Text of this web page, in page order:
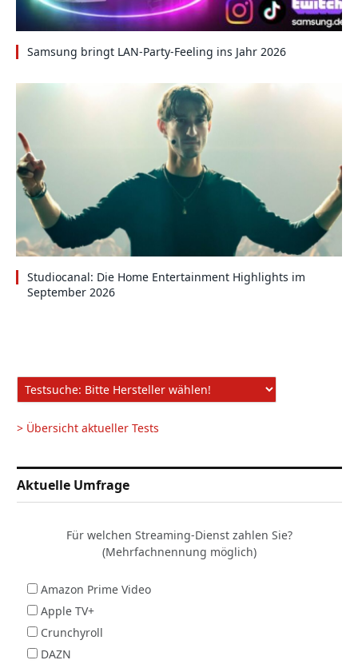
Samsung bringt LAN-Party-Feeling ins Jahr 2026
Studiocanal: Die Home Entertainment Highlights im
September 2026
> Übersicht aktueller Tests
Aktuelle Umfrage
Für welchen Streaming-Dienst zahlen Sie?
(Mehrfachnennung möglich)
Amazon Prime Video
Apple TV+
Crunchyroll
DAZN